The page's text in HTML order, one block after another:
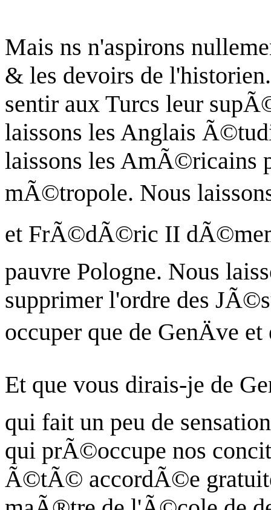
Mais ns n'aspirons
& les devoirs de
sentir aux Turcs leur
laissons les Anglais
laissons les AmÃ©ricains
mÃ©tropole. Nous
et FrÃ©dÃ©ric II
pauvre Pologne. Nous
supprimer l'ordre des
occuper que de GenÄve
Et que vous dirais-je de
qui fait un peu de
qui prÃ©occupe nos
Ã©tÃ© accordÃ©e